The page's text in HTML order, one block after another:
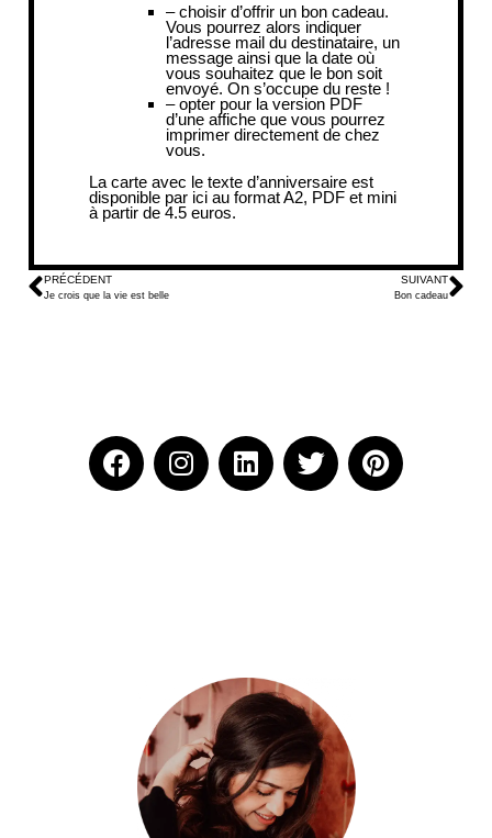
– choisir d’offrir un bon cadeau.
Vous pourrez alors indiquer
l’adresse mail du destinataire, un
message ainsi que la date où
vous souhaitez que le bon soit
envoyé. On s’occupe du reste !
– opter pour la version PDF
d’une affiche que vous pourrez
imprimer directement de chez
vous.
La carte avec le texte d’anniversaire est
disponible par ici au format A2, PDF et mini
à partir de 4.5 euros.
PRÉCÉDENT
Je crois que la vie est belle
SUIVANT
Bon cadeau